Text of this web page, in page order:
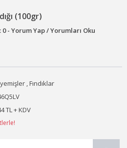
(100gr)
- Yorum Yap / Yorumları Oku
,Fındıklar
TL + KDV